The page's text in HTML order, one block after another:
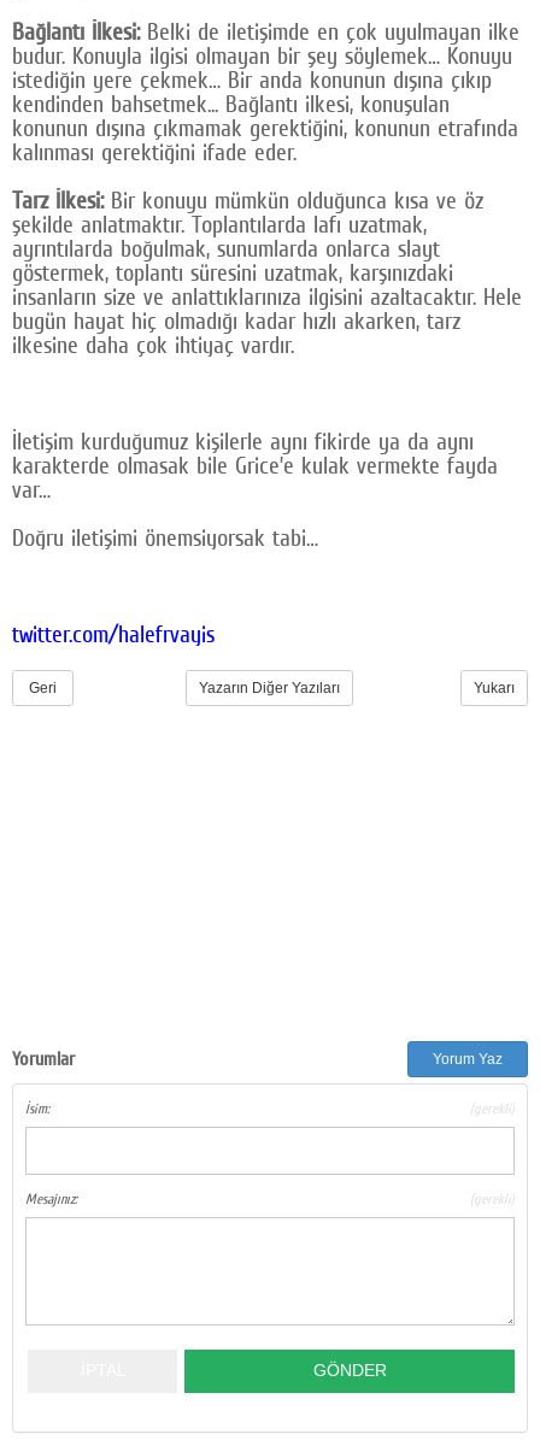
Bağlantı İlkesi:Belki de iletişimde en çok uyulmayan ilke
budur. Konuyla ilgisi olmayan bir şey söylemek… Konuyu
istediğin yere çekmek… Bir anda konunun dışına çıkıp
kendinden bahsetmek... Bağlantı ilkesi, konuşulan
konunun dışına çıkmamak gerektiğini, konunun etrafında
kalınması gerektiğini ifade eder.
Tarz İlkesi:Bir konuyu mümkün olduğunca kısa ve öz
şekilde anlatmaktır. Toplantılarda lafı uzatmak,
ayrıntılarda boğulmak, sunumlarda onlarca slayt
göstermek, toplantı süresini uzatmak, karşınızdaki
insanların size ve anlattıklarınıza ilgisini azaltacaktır. Hele
bugün hayat hiç olmadığı kadar hızlı akarken, tarz
ilkesine daha çok ihtiyaç vardır.
İletişim kurduğumuz kişilerle aynı fikirde ya da aynı
karakterde olmasak bile Grice’e kulak vermekte fayda
var…
Doğru iletişimi önemsiyorsak tabi…
twitter.com/halefrvayis
Geri Yazarın Diğer Yazıları Yukarı
Yorumlar Yorum Yaz
İsim: (gerekli)
Mesajınız: (gerekli)